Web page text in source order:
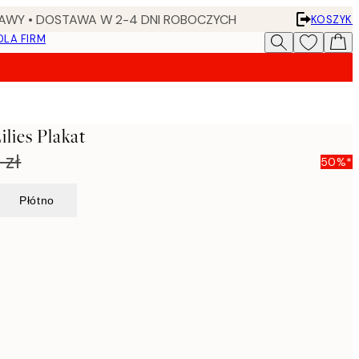
• DOSTAWA W 2-4 DNI ROBOCZYCH
KOSZYK
FIRM
Plakat
50%*
Płótno